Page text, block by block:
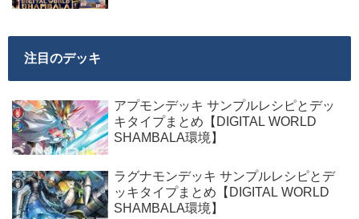
注目のデッキ
アプモンデッキ サンプルレシピとデッ
キタイプまとめ【DIGITAL WORLD
SHAMBALA環境】
ラグナモンデッキ サンプルレシピとデ
ッキタイプまとめ【DIGITAL WORLD
SHAMBALA環境】